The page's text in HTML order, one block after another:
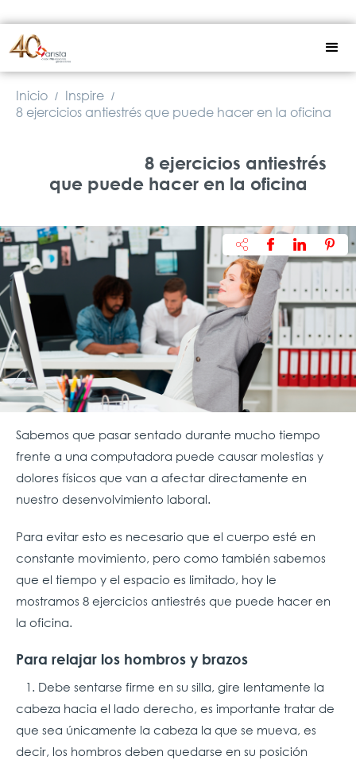
Inicio / Inspire /
8 ejercicios antiestrés que puede hacer en la oficina
8 ejercicios antiestrés
que puede hacer en la oficina
Sabemos que pasar sentado durante mucho tiempo
frente a una computadora puede causar molestias y
dolores físicos que van a afectar directamente en
nuestro desenvolvimiento laboral.
Para evitar esto es necesario que el cuerpo esté en
constante movimiento, pero como también sabemos
que el tiempo y el espacio es limitado, hoy le
mostramos 8 ejercicios antiestrés que puede hacer en
la oficina.
Para relajar los hombros y brazos
1. Debe sentarse firme en su silla, gire lentamente la
cabeza hacia el lado derecho, es importante tratar de
que sea únicamente la cabeza la que se mueva, es
decir, los hombros deben quedarse en su posición